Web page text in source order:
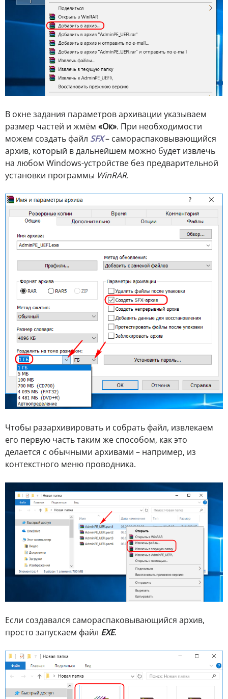
В окне задания параметров архивации указываем
размер частей и жмём «Ок». При необходимости
можем создать файл SFX– самораспаковывающийся
архив, который в дальнейшем можно будет извлечь
на любом Windows-устройстве без предварительной
установки программы WinRAR.
Чтобы разархивировать и собрать файл, извлекаем
его первую часть таким же способом, как это
делается с обычными архивами – например, из
контекстного меню проводника.
Если создавался самораспаковывающийся архив,
просто запускаем файл EXE.